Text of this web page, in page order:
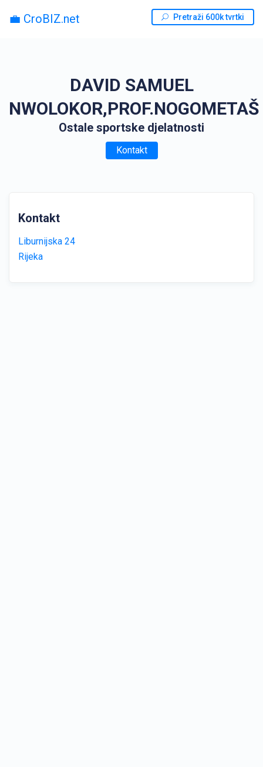
💼 CroBIZ.net Pretraži 600k tvrtki
DAVID SAMUEL
NWOLOKOR,PROF.NOGOMETAŠ
Ostale sportske djelatnosti
Kontakt
Kontakt
Liburnijska 24
Rijeka